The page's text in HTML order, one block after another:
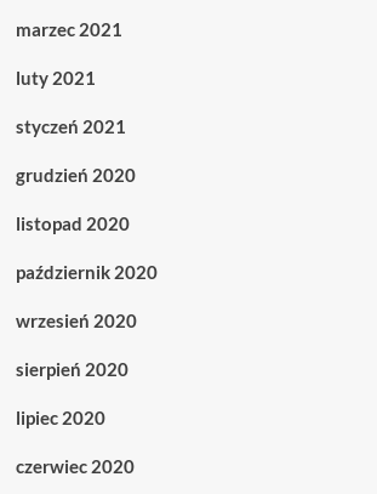
marzec 2021
luty 2021
styczeń 2021
grudzień 2020
listopad 2020
październik 2020
wrzesień 2020
sierpień 2020
lipiec 2020
czerwiec 2020